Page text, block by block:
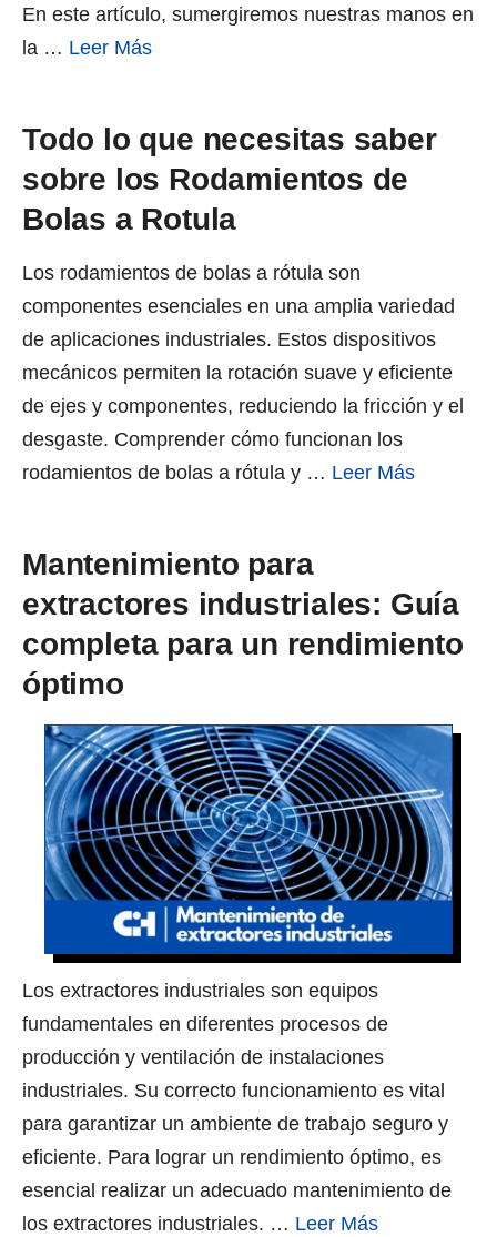
En este artículo, sumergiremos nuestras manos en
la … Leer Más
Todo lo que necesitas saber
sobre los Rodamientos de
Bolas a Rotula
Los rodamientos de bolas a rótula son
componentes esenciales en una amplia variedad
de aplicaciones industriales. Estos dispositivos
mecánicos permiten la rotación suave y eficiente
de ejes y componentes, reduciendo la fricción y el
desgaste. Comprender cómo funcionan los
rodamientos de bolas a rótula y … Leer Más
Mantenimiento para
extractores industriales: Guía
completa para un rendimiento
óptimo
Los extractores industriales son equipos
fundamentales en diferentes procesos de
producción y ventilación de instalaciones
industriales. Su correcto funcionamiento es vital
para garantizar un ambiente de trabajo seguro y
eficiente. Para lograr un rendimiento óptimo, es
esencial realizar un adecuado mantenimiento de
los extractores industriales. … Leer Más